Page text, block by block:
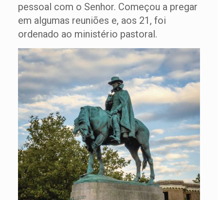
pessoal com o Senhor. Começou a pregar
em algumas reuniões e, aos 21, foi
ordenado ao ministério pastoral.